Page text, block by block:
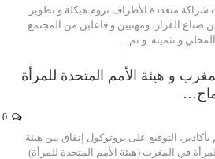
شراكة متعددة الأطراف تروم هيكلة و تطوير
صناع القرار، ومهنيين و فاعلين من المجتمع
و تثمينه. و تم…
و هيئة الأمم المتحدة للمرأة
التوقيع على بروتوكول إتفاق بين هيئة
في المغرب (هيئة الأمم المتحدة للمرأة)